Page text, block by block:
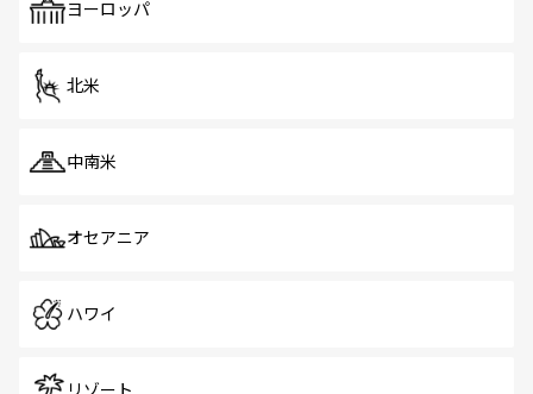
で、ホーカーズは地元の風情を楽しめる外せないスポット
ヨーロッパ
北米
中南米
オセアニア
ハワイ